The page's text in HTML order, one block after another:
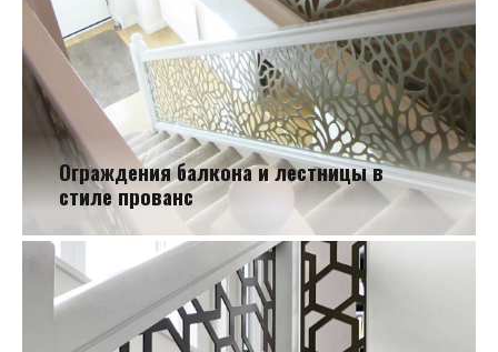
Ограждения балкона и лестницы в стиле прованс
Ограждения балкона и лестницы в
стиле прованс